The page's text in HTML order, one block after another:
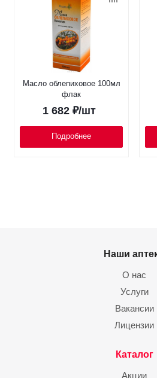
Масло облепиховое 100мл
флак
1 682 ₽/шт
Подробнее
Наши
О нас
Услуги
Вакансии
Лицензии
Каталог
Акции